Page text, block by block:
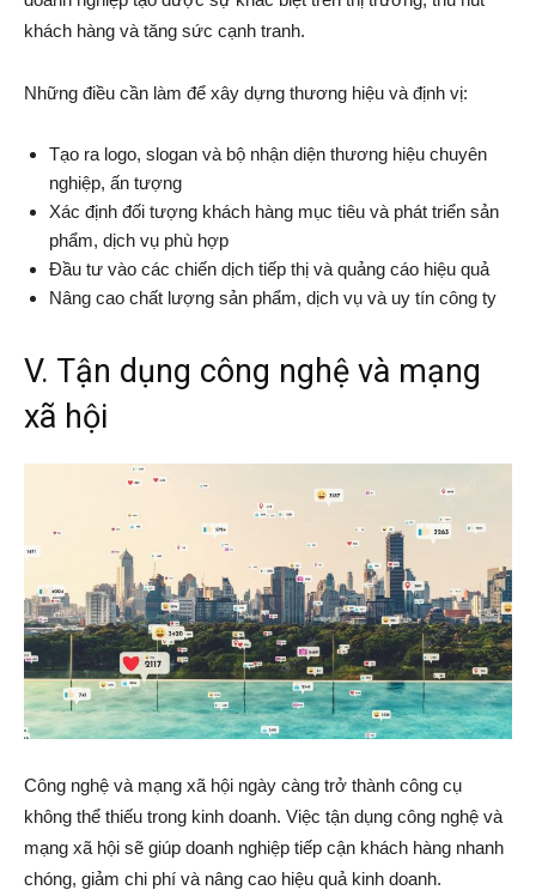
khách hàng và tăng sức cạnh tranh.
Những điều cần làm để xây dựng thương hiệu và định vị:
Tạo ra logo, slogan và bộ nhận diện thương hiệu chuyên
nghiệp, ấn tượng
Xác định đối tượng khách hàng mục tiêu và phát triển sản
phẩm, dịch vụ phù hợp
Đầu tư vào các chiến dịch tiếp thị và quảng cáo hiệu quả
Nâng cao chất lượng sản phẩm, dịch vụ và uy tín công ty
V. Tận dụng công nghệ và mạng
xã hội
Công nghệ và mạng xã hội ngày càng trở thành công cụ
không thể thiếu trong kinh doanh. Việc tận dụng công nghệ và
mạng xã hội sẽ giúp doanh nghiệp tiếp cận khách hàng nhanh
chóng, giảm chi phí và nâng cao hiệu quả kinh doanh.